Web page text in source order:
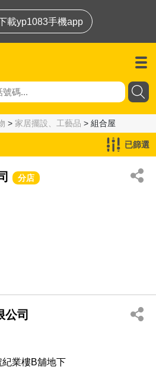
載yp1083手機app
> 家居擺設、工藝品 > 組合屋
已篩選
分店
公司
業樓B舖地下